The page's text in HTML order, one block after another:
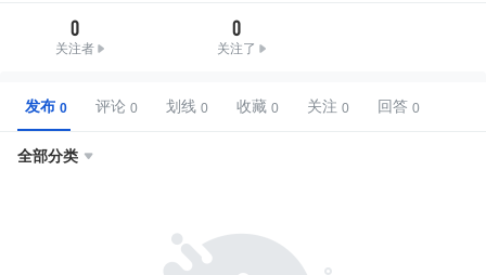
0
关注者
0
关注了
发布 评论 划线 收藏 关注 回答
全部分类 